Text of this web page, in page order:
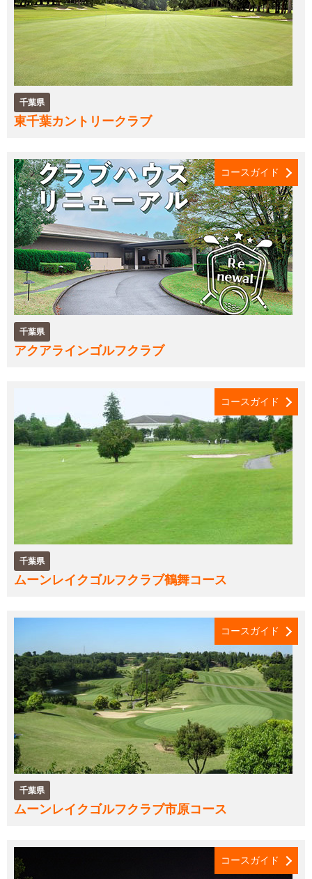
千葉県
東千葉カントリークラブ
千葉県
アクアラインゴルフクラブ
コースガイド
千葉県
ムーンレイクゴルフクラブ鶴舞コース
コースガイド
千葉県
ムーンレイクゴルフクラブ市原コース
コースガイド
コースガイド